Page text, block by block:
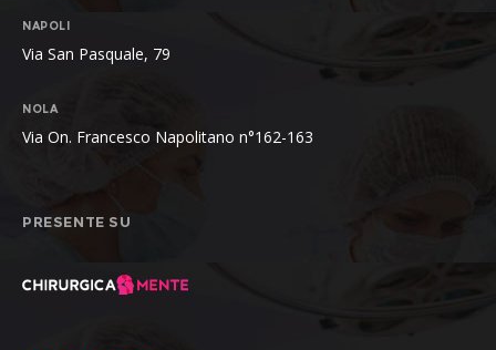
NAPOLI
Via San Pasquale, 79
NOLA
Via On. Francesco Napolitano n°162-163
PRESENTE SU